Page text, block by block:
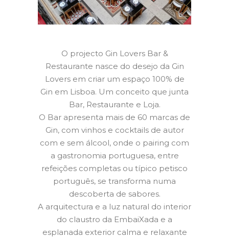
O projecto Gin Lovers Bar &
Restaurante nasce do desejo da Gin
Lovers em criar um espaço 100% de
Gin em Lisboa. Um conceito que junta
Bar, Restaurante e Loja.
O Bar apresenta mais de 60 marcas de
Gin, com vinhos e cocktails de autor
com e sem álcool, onde o pairing com
a gastronomia portuguesa, entre
refeições completas ou típico petisco
português, se transforma numa
descoberta de sabores.
A arquitectura e a luz natural do interior
do claustro da EmbaiXada e a
esplanada exterior calma e relaxante